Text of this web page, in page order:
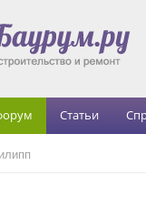
Статьи